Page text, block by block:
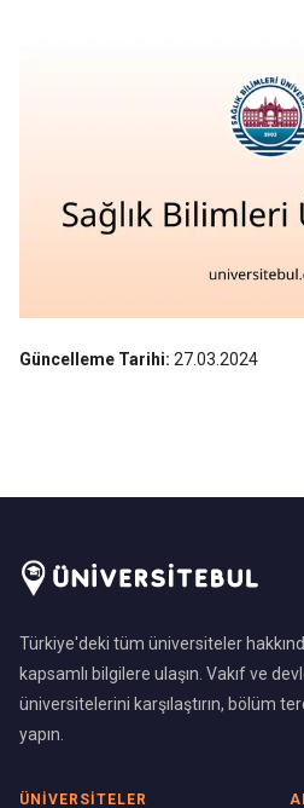
Güncelleme Tarihi: 27.03.2024
Türkiye'deki tüm üniversiteler
kapsamlı bilgilere ulaşın. Vakıf ve
üniversitelerini karşılaştırın, bölüm
yapın.
ÜNIVERSITELER